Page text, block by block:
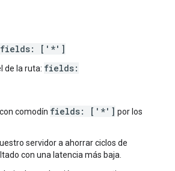
fields: ['*']
de la ruta: fields:
comodín fields: ['*'] por los
servidor a ahorrar ciclos de
con una latencia más baja.